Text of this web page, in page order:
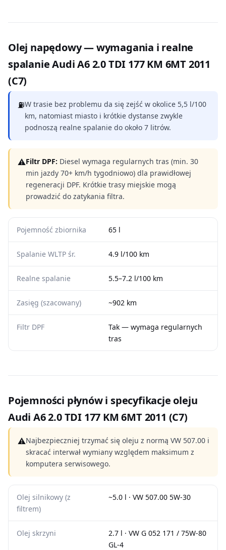
Olej napędowy — wymagania i realne
spalanie Audi A6 2.0 TDI 177 KM 6MT 2011
(C7)
⛽W trasie bez problemu da się zejść w okolice 5,5 l/100
km, natomiast miasto i krótkie dystanse zwykle
podnoszą realne spalanie do około 7 litrów.
⚠Filtr DPF: Diesel wymaga regularnych tras (min. 30
min jazdy 70+ km/h tygodniowo) dla prawidłowej
regeneracji DPF. Krótkie trasy miejskie mogą
prowadzić do zatykania filtra.
Pojemność zbiornika 65 l
Spalanie WLTP śr. 4.9 l/100 km
Realne spalanie 5.5–7.2 l/100 km
Zasięg (szacowany) ~902 km
Filtr DPF
Tak — wymaga regularnych
tras
Pojemności płynów i specyfikacje oleju
Audi A6 2.0 TDI 177 KM 6MT 2011 (C7)
⚠Najbezpieczniej trzymać się oleju z normą VW 507.00 i
skracać interwał wymiany względem maksimum z
komputera serwisowego.
Olej silnikowy (z
filtrem)
~5.0 l · VW 507.00 5W-30
Olej skrzyni
2.7 l · VW G 052 171 / 75W-80
GL-4